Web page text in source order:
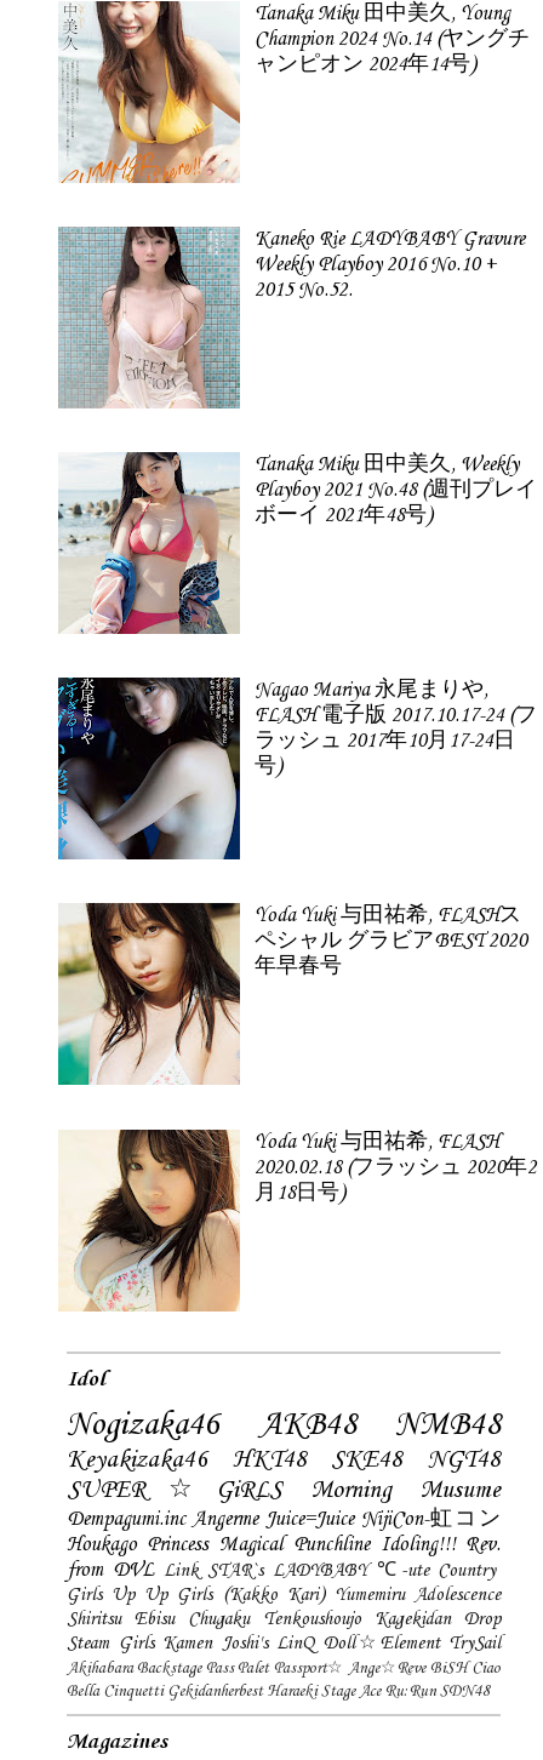
Tanaka Miku 田中美久, Young
Champion 2024 No.14 (ヤングチ
ャンピオン 2024年14号)
Kaneko Rie LADYBABY Gravure
Weekly Playboy 2016 No.10 +
2015 No.52.
Tanaka Miku 田中美久, Weekly
Playboy 2021 No.48 (週刊プレイ
ボーイ 2021年48号)
Nagao Mariya 永尾まりや,
FLASH 電子版 2017.10.17-24 (フ
ラッシュ 2017年10月17-24日
号)
Yoda Yuki 与田祐希, FLASHス
ペシャル グラビアBEST 2020
年早春号
Yoda Yuki 与田祐希, FLASH
2020.02.18 (フラッシュ 2020年2
月18日号)
Idol
Nogizaka46 AKB48 NMB48
Keyakizaka46 HKT48 SKE48
NGT48
SUPER☆GiRLS
Morning Musume
Dempagumi.inc Angerme Juice=Juice NijiCon-虹コン
Houkago Princess Magical Punchline Idoling!!! Rev.
from DVL Link STAR`s LADYBABY ℃-ute Country
Girls Up Up Girls (Kakko Kari) Yumemiru Adolescence
Shiritsu Ebisu Chugaku
Tenkoushoujo Kagekidan
Drop
Steam Girls Kamen Joshi's LinQ Doll☆Element TrySail
Akihabara Backstage Pass Palet Passport☆ Ange☆Reve BiSH Ciao
Bella Cinquetti Gekidanherbest Haraeki Stage Ace Ru:Run SDN48
Magazines